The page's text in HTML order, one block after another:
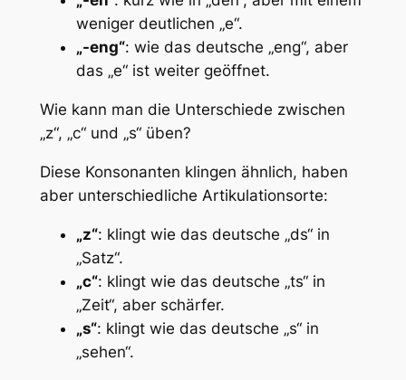
weniger deutlichen „e“.
„-eng“: wie das deutsche „eng“, aber
das „e“ ist weiter geöffnet.
Wie kann man die Unterschiede zwischen
„z“, „c“ und „s“ üben?
Diese Konsonanten klingen ähnlich, haben
aber unterschiedliche Artikulationsorte:
„z“: klingt wie das deutsche „ds“ in
„Satz“.
„c“: klingt wie das deutsche „ts“ in
„Zeit“, aber schärfer.
„s“: klingt wie das deutsche „s“ in
„sehen“.